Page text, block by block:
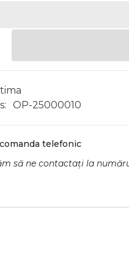
OP-25000010
telefonic
să ne contactați la